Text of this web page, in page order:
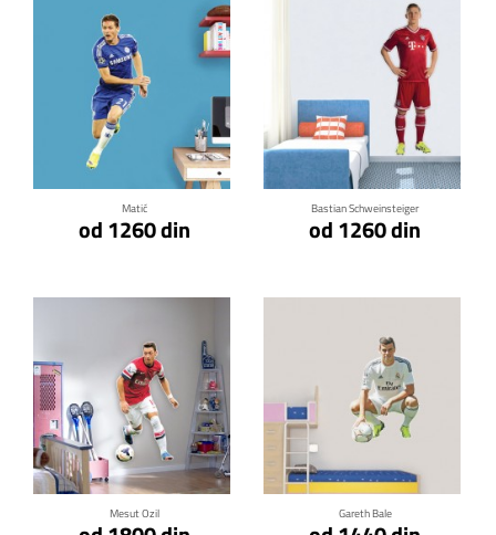
Matić
od 1260 din
Klikni za detalje
Bastian Schweinsteiger
od 1260 din
Klikni za detalje
Mesut Ozil
Klikni za detalje
Gareth Bale
Klikni za detalje